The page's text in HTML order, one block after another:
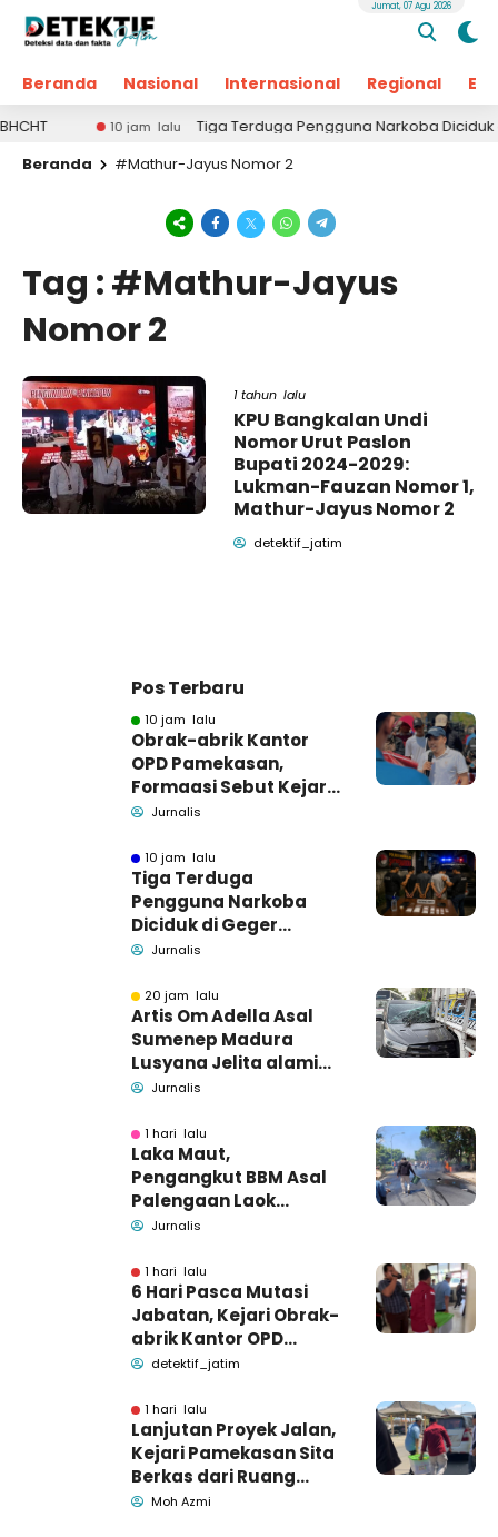
Beranda Nasional Internasional Regional
Jumat, 07 Agu 2026
10 jam lalu
Tiga Terduga Pengguna Narkoba Diciduk di
Beranda
#Mathur-Jayus Nomor 2
Tag : #Mathur-Jayus
Nomor 2
1 tahun lalu
KPU Bangkalan Undi
Nomor Urut Paslon
Bupati 2024-2029:
Lukman-Fauzan Nomor 1,
Mathur-Jayus Nomor 2
detektif_jatim
Pos Terbaru
10 jam lalu
Obrak-abrik Kantor
OPD Pamekasan,
Formaasi Sebut Kejari
Pamekasan
Jurnalis
10 jam lalu
Tiga Terduga
Pengguna Narkoba
Diciduk di Geger
Bangkalan, Polisi Masih
Barang Bukti
Jurnalis
20 jam lalu
Artis Om Adella Asal
Sumenep Madura
Lusyana Jelita alami
kecelakaan di Wonogiri
Jurnalis
1 hari lalu
Laka Maut,
Pengangkut BBM Asal
Palengaan Laok
Pamekasan Meninggal
Jurnalis
1 hari lalu
6 Hari Pasca Mutasi
Jabatan, Kejari Obrak-
abrik Kantor OPD
Pemkab Pamekasan
detektif_jatim
1 hari lalu
Lanjutan Proyek Jalan,
Kejari Pamekasan Sita
Berkas dari Ruang
Pemkab Pamekasan
Moh Azmi